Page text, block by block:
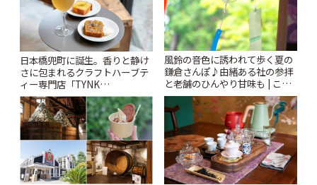
日本橋兜町に誕生。香りと静け
さに包まれるクラフトハーブテ
ィー専門店「TYNK
Kabutocho」 | ことりっぷ
風鈴の音色に誘われて歩く夏の
鎌倉さんぽ♪由緒ある社の参拝
と老舗のひんやり甘味も | こと
りっぷ